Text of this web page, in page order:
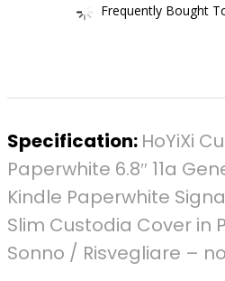
Frequently Bought
Specification: HoYiXi
Paperwhite 6.8″ 11a
Kindle Paperwhite
Slim Custodia Cover in
Sonno / Risvegliare –